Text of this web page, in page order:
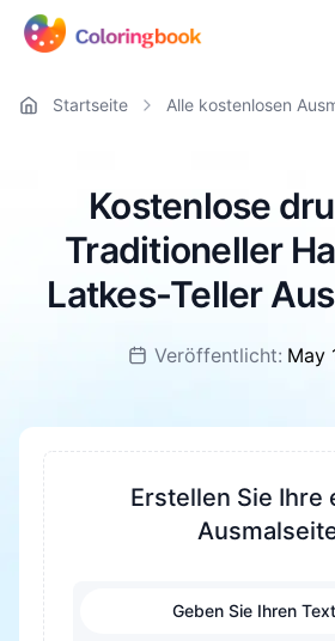
Startseite Alle kostenlosen
Kostenlose
Traditioneller
Latkes-Teller
Veröffentlicht: May
Erstellen Sie Ihre
Geben Sie Ihren